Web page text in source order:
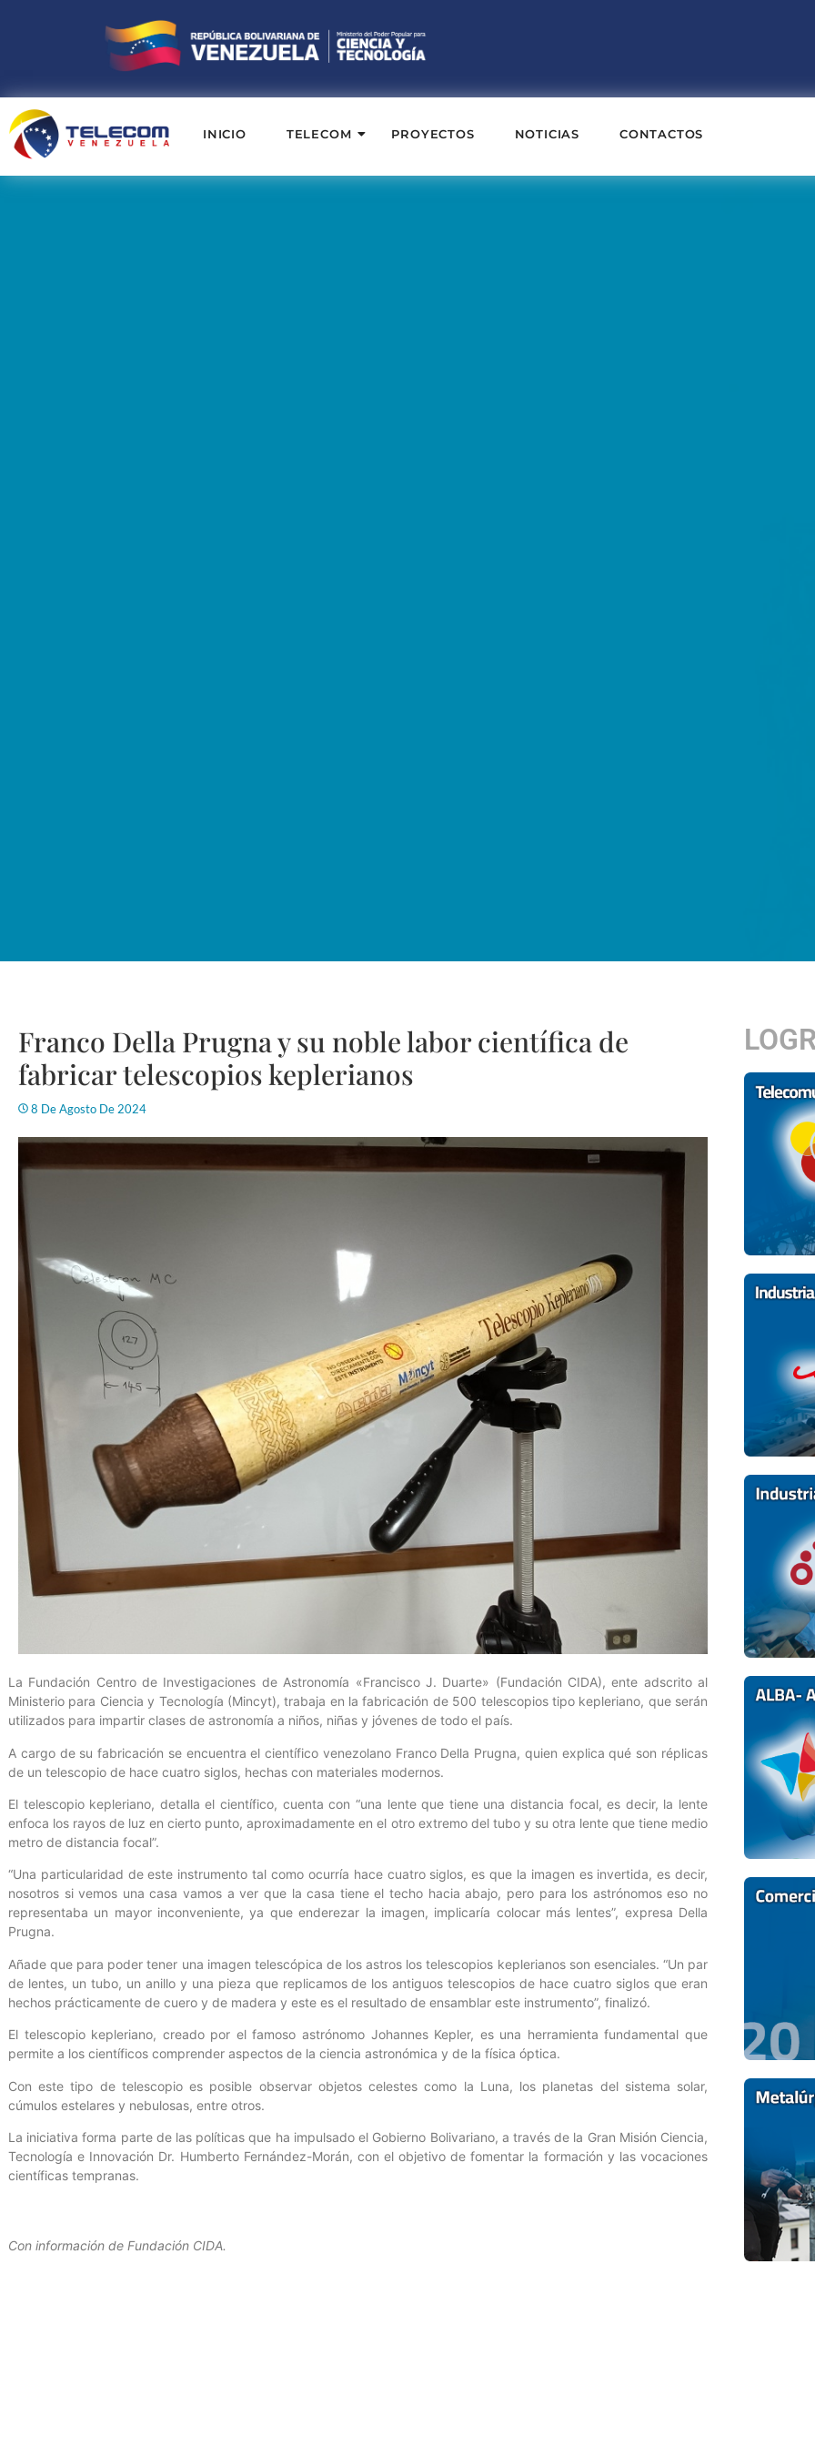
INICIO TELECOM PROYECTOS NOTICIAS CONTACTOS
Franco Della Prugna y su noble labor científica de
fabricar telescopios keplerianos
8 De Agosto De 2024
La Fundación Centro de Investigaciones de Astronomía «Francisco J. Duarte» (Fundación CIDA), ente adscrito al
Ministerio para Ciencia y Tecnología (Mincyt), trabaja en la fabricación de 500 telescopios tipo kepleriano, que serán
utilizados para impartir clases de astronomía a niños, niñas y jóvenes de todo el país.
A cargo de su fabricación se encuentra el científico venezolano Franco Della Prugna, quien explica qué son réplicas
de un telescopio de hace cuatro siglos, hechas con materiales modernos.
El telescopio kepleriano, detalla el científico, cuenta con “una lente que tiene una distancia focal, es decir, la lente
enfoca los rayos de luz en cierto punto, aproximadamente en el otro extremo del tubo y su otra lente que tiene medio
metro de distancia focal”.
“Una particularidad de este instrumento tal como ocurría hace cuatro siglos, es que la imagen es invertida, es decir,
nosotros si vemos una casa vamos a ver que la casa tiene el techo hacia abajo, pero para los astrónomos eso no
representaba un mayor inconveniente, ya que enderezar la imagen, implicaría colocar más lentes”, expresa Della
Prugna.
Añade que para poder tener una imagen telescópica de los astros los telescopios keplerianos son esenciales. “Un par
de lentes, un tubo, un anillo y una pieza que replicamos de los antiguos telescopios de hace cuatro siglos que eran
hechos prácticamente de cuero y de madera y este es el resultado de ensamblar este instrumento”, finalizó.
El telescopio kepleriano, creado por el famoso astrónomo Johannes Kepler, es una herramienta fundamental que
permite a los científicos comprender aspectos de la ciencia astronómica y de la física óptica.
Con este tipo de telescopio es posible observar objetos celestes como la Luna, los planetas del sistema solar,
cúmulos estelares y nebulosas, entre otros.
La iniciativa forma parte de las políticas que ha impulsado el Gobierno Bolivariano, a través de la Gran Misión Ciencia,
Tecnología e Innovación Dr. Humberto Fernández-Morán, con el objetivo de fomentar la formación y las vocaciones
científicas tempranas.
Con información de Fundación CIDA.